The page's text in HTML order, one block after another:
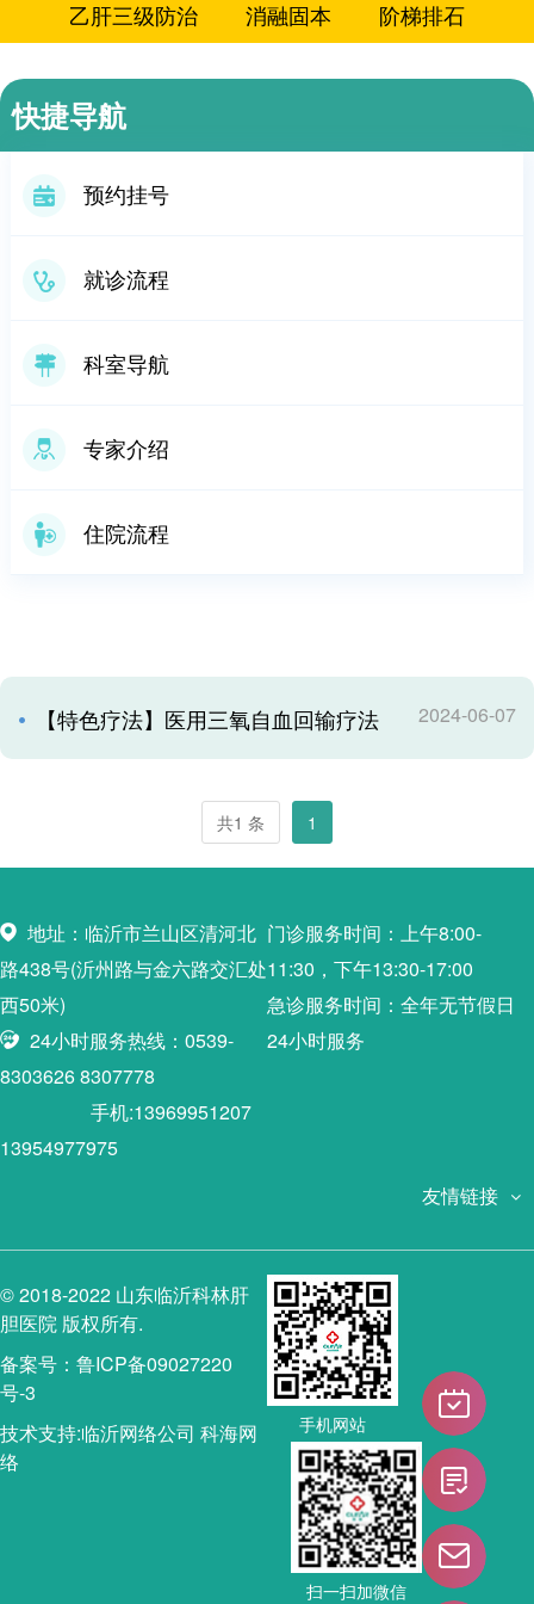
乙肝三级防治 消融固本 阶梯排石
软肝消积
快捷导航
预约挂号
就诊流程
科室导航
专家介绍
住院流程
【特色疗法】医用三氧自血回输疗法 2024-06-07
共1 条 1
地址：临沂市兰山区清河北
路438号(沂州路与金六路交汇处
西50米)
24小时服务热线：0539-
8303626 8307778
手机:13969951207
13954977975
门诊服务时间：上午8:00-
11:30，下午13:30-17:00
急诊服务时间：全年无节假日
24小时服务
友情链接
© 2018-2022 山东临沂科林肝
胆医院 版权所有.
备案号：鲁ICP备09027220
号-3
技术支持:临沂网络公司 科海网
络
手机网站
扫一扫加微信